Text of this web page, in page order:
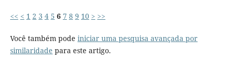
<< < 1 2 3 4 5 6 7 8 9 10 > >>
Você também pode iniciar uma pesquisa avançada por
similaridade para este artigo.